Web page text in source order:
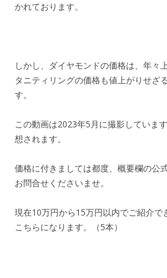
かれております。
しかし、ダイヤモンドの価格は、年々
タニティリングの価格も値上がりせざ
す。
この動画は2023年5月に撮影していま
想されます。
価格に付きましては都度、概要欄の公
お問合せくださいませ。
現在10万円から15万円以内でご紹介で
こちらになります。（5本）